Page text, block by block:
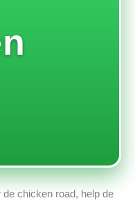
chicken road, help de